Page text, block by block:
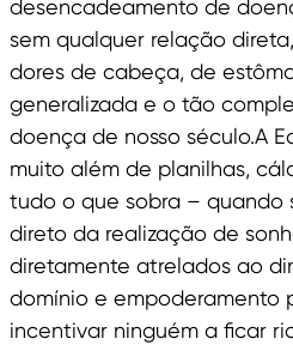
desencadeamento de
sem qualquer relação
dores de cabeça, de
generalizada e o tão
doença de nosso século.A
muito além de planilhas,
tudo o que sobra – quando
direto da realização de
diretamente atrelados ao
domínio e empoderamento
incentivar ninguém a ficar